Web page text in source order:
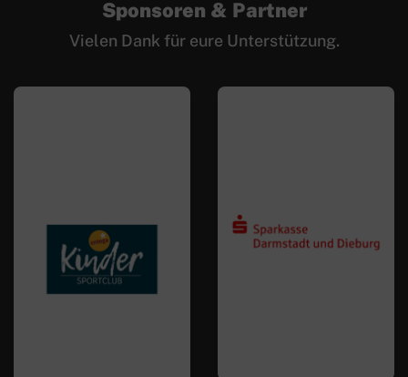
Sponsoren & Partner
Vielen Dank für eure Unterstützung.